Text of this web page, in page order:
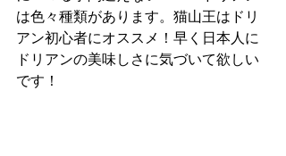
は色々種類があります。猫山王はドリ
アン初心者にオススメ！早く日本人に
ドリアンの美味しさに気づいて欲しい
です！